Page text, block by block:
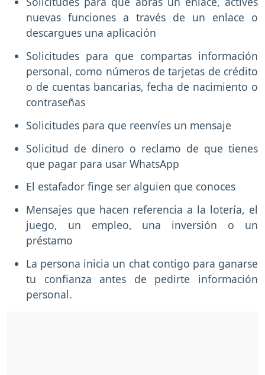
nuevas funciones a través de un enlace o
descargues una aplicación
Solicitudes para que compartas información
personal, como números de tarjetas de crédito
o de cuentas bancarias, fecha de nacimiento o
contraseñas
Solicitudes para que reenvíes un mensaje
Solicitud de dinero o reclamo de que tienes
que pagar para usar WhatsApp
El estafador finge ser alguien que conoces
Mensajes que hacen referencia a la lotería, el
juego, un empleo, una inversión o un
préstamo
La persona inicia un chat contigo para ganarse
tu confianza antes de pedirte información
personal.